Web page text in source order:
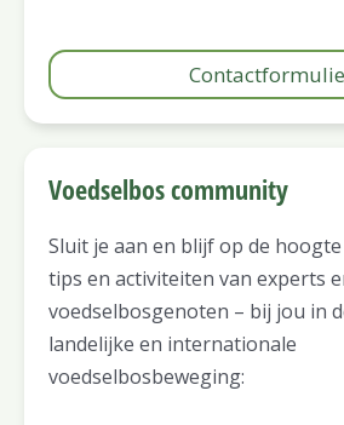
Voedselbos community
Sluit je aan en blijf op de
tips en activiteiten van experts
voedselbosgenoten – bij jou in
landelijke en internationale
voedselbosbeweging: